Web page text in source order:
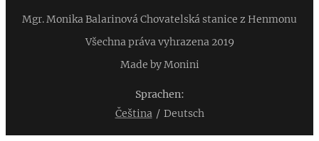
Mgr. Monika Balarinová Chovatelská stanice z Henmonu
Všechna práva vyhrazena 2019
Made by Monini
Sprachen
Čeština
Deutsch